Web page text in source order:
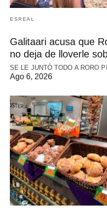
ESREAL
Galitaari acusa que
no deja de lloverle
SE LE JUNTÓ TODO A RORO
Ago 6, 2026